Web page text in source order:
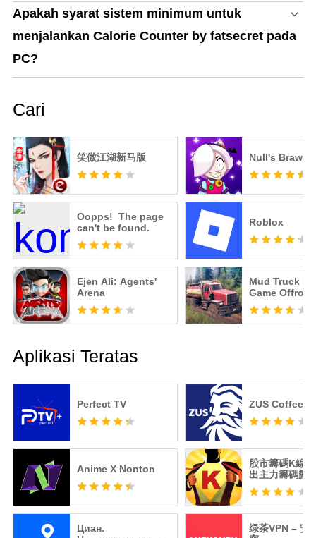
Apakah syarat sistem minimum untuk
menjalankan Calorie Counter by fatsecret pada
PC?
Cari
笑傲江湖新马版 Null's Brawl
Oopps! The page
can't be found.
Roblox
Ejen Ali: Agents'
Arena
Mud Truck
Game Offroad
Aplikasi Teratas
Perfect TV
Anime X Nonton
Циан.
ZUS Coffee
股市籌碼K線 -
出主力籌碼飆
绿茶VPN – 安